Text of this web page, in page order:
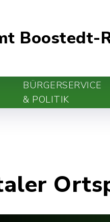
Boostedt-
BÜRGERSERVICE
& POLITIK